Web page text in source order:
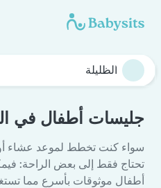
جليسات أطفال في
سواء كنت تخطط لموعد عشاء أو
تحتاج فقط إلى بعض الراحة:
أطفال موثوقات بأسرع مما